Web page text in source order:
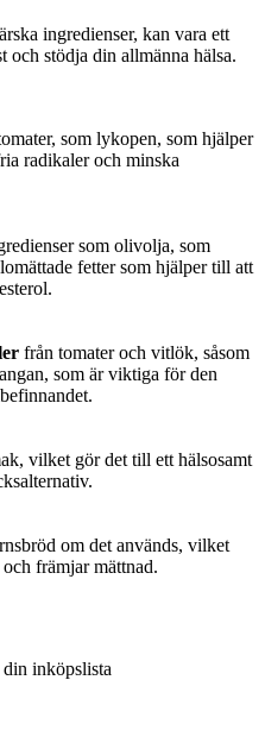
ingredienser, kan vara ett
och stödja din allmänna hälsa.
som lykopen, som hjälper
radikaler och minska
som olivolja, som
fetter som hjälper till att
från tomater och vitlök, såsom
som är viktiga för den
vilket gör det till ett hälsosamt
om det används, vilket
främjar mättnad.
inköpslista